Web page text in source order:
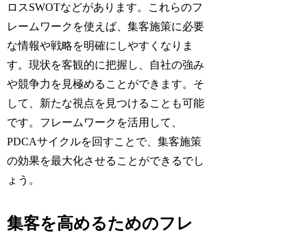
ロスSWOTなどがあります。これらのフ
レームワークを使えば、集客施策に必要
な情報や戦略を明確にしやすくなりま
す。現状を客観的に把握し、自社の強み
や競争力を見極めることができます。そ
して、新たな視点を見つけることも可能
です。フレームワークを活用して、
PDCAサイクルを回すことで、集客施策
の効果を最大化させることができるでし
ょう。
集客を高めるためのフレ